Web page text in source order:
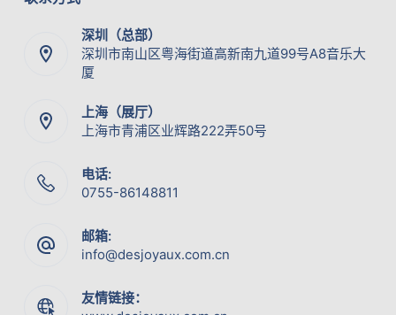
深圳（总部）
深圳市南山区粤海街道高新南九道99号A8音乐大
厦
上海（展厅）
上海市青浦区业辉路222弄50号
电话:
0755-86148811
邮箱:
info@desjoyaux.com.cn
友情链接：